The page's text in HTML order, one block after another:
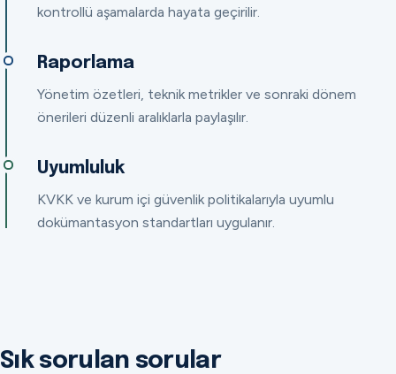
kontrollü aşamalarda hayata geçirilir.
Raporlama
Yönetim özetleri, teknik metrikler ve sonraki dönem
önerileri düzenli aralıklarla paylaşılır.
Uyumluluk
KVKK ve kurum içi güvenlik politikalarıyla uyumlu
dokümantasyon standartları uygulanır.
Sık sorulan sorular